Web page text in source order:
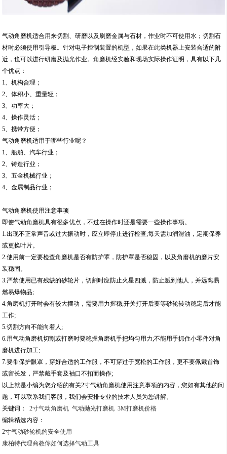
气动角磨机适合用来切割、研磨以及刷磨金属与石材，作业时不可使用水；切割石
材时必须使用引导板。针对电子控制装置的机型，如果在此类机器上安装合适的附
近，也可以进行研磨及抛光作业。角磨机经实验和现场实际操作证明，具有以下几
个优点：
1、机构合理；
2、体积小、重量轻；
3、功率大；
4、操作灵活；
5、携带方便；
气动角磨机适用于哪些行业呢？
1、船舶、汽车行业；
2、铸造行业；
3、五金机械行业；
4、金属制品行业；
气动角磨机使用注意事项
即使气动角磨机具有很多优点，不过在操作时还是需要一些操作事项。
1.出现不正常声音或过大振动时，应立即停止进行检查;每天需加润滑油，定期保养
或更换叶片。
2.使用前一定要检查角磨机是否有防护罩，防护罩是否稳固，以及角磨机的磨片安
装稳固。
3.严禁使用已有残缺的砂轮片，切割时应防止火星四溅，防止溅到他人，并远离易
燃易爆物品;
4.角磨机打开时会有较大摆动，需要用力握稳;开关打开后要等砂轮转动稳定后才能
工作;
5.切割方向不能向着人;
6.用气动角磨机切割或打磨时要稳握角磨机手把均匀用力;不能用手抓住小零件对角
磨机进行加工;
7.要带保护眼罩，穿好合适的工作服，不可穿过于宽松的工作服，更不要佩戴首饰
或留长发，严禁戴手套及袖口不扣而操作;
以上就是小编为您介绍的有关2寸气动角磨机使用注意事项的内容，您如有其他的问
题，可以联系我们客服，我们会安排专业的技术人员为您讲解。
关键词：2寸气动角磨机 气动抛光打磨机 3M打磨机价格
编辑精选内容：
2寸气动砂轮机的安全使用
康柏特代理商教你如何选择气动工具